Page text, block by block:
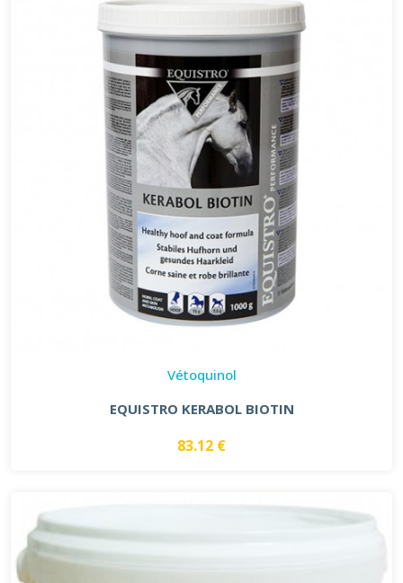
Vétoquinol
EQUISTRO KERABOL BIOTIN
83.12 €